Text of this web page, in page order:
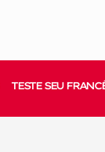
TESTE SEU